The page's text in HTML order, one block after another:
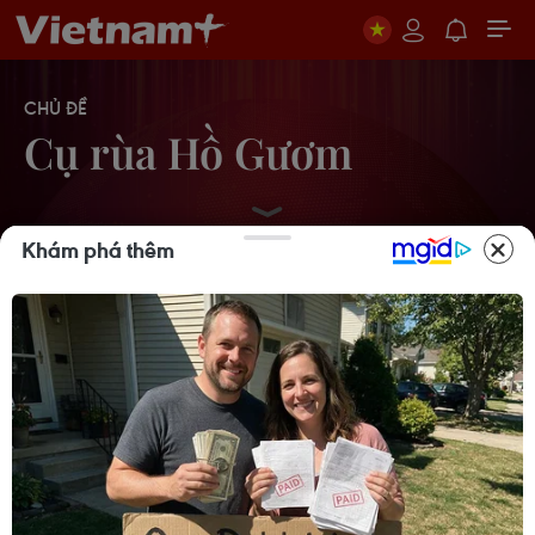
CHỦ ĐỀ
Cụ rùa Hồ Gươm
Hà Nội: Trưng bày mẫu vật Rùa Hồ
Gươm tại di tích đền Ngọc Sơn
16/03/2019 09:40
Rùa hồ Gươm đã được đưa về môi
trường tự nhiên
Khám phá thêm